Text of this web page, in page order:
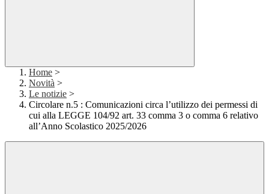
Home >
Novità >
Le notizie >
Circolare n.5 : Comunicazioni circa l’utilizzo dei permessi di
cui alla LEGGE 104/92 art. 33 comma 3 o comma 6 relativo
all’Anno Scolastico 2025/2026